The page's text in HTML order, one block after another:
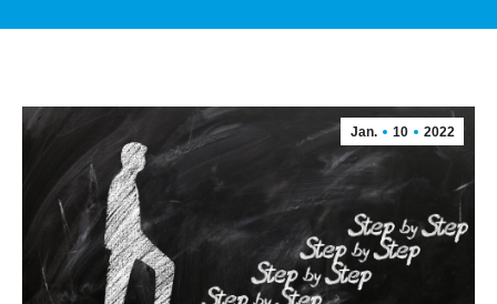
Jan. 10 2022